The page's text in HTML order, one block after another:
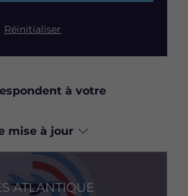
Réinitialiser
à votre
ATLANTIQUE